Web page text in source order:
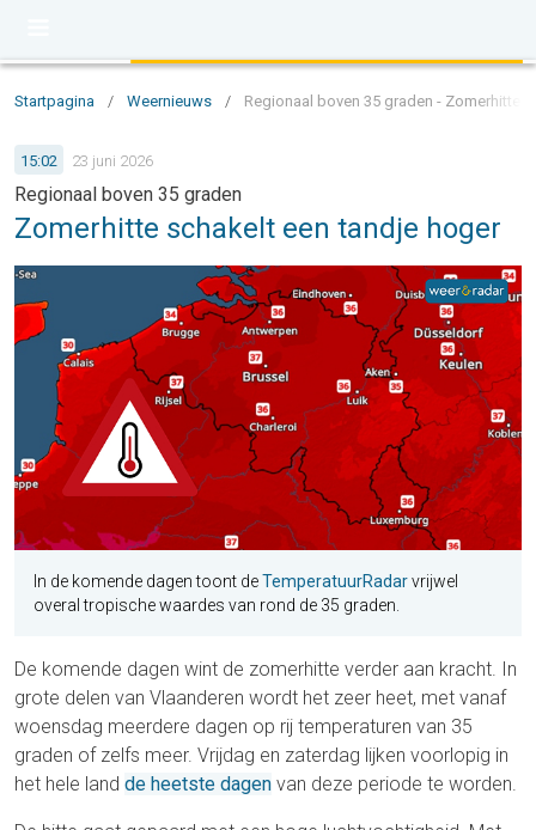
Startpagina / Weernieuws / Regionaal boven 35 graden - Zomerhitte
15:02 23 juni 2026
Regionaal boven 35 graden
Zomerhitte schakelt een tandje hoger
In de komende dagen toont deTemperatuurRadarvrijwel
overal tropische waardes van rond de 35 graden.
De komende dagen wint de zomerhitte verder aan kracht. In
grote delen van Vlaanderen wordt het zeer heet, met vanaf
woensdag meerdere dagen op rij temperaturen van 35
graden of zelfs meer. Vrijdag en zaterdag lijken voorlopig in
het hele land de heetste dagen van deze periode te worden.